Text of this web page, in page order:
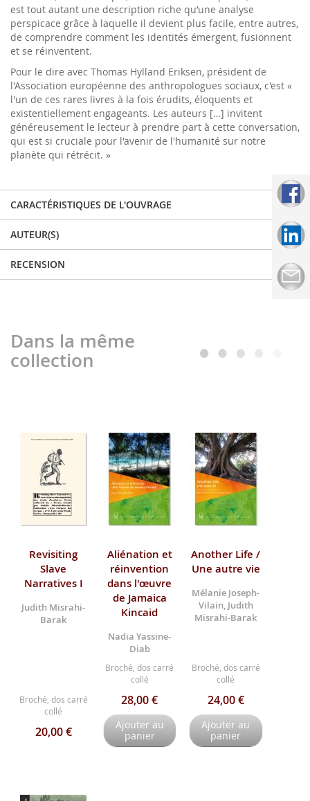
est tout autant une description riche qu’une analyse
perspicace grâce à laquelle il devient plus facile, entre autres,
de comprendre comment les identités émergent, fusionnent
et se réinventent.
Pour le dire avec Thomas Hylland Eriksen, président de
l'Association européenne des anthropologues sociaux, c'est «
l'un de ces rares livres à la fois érudits, éloquents et
existentiellement engageants. Les auteurs […] invitent
généreusement le lecteur à prendre part à cette conversation,
qui est si cruciale pour l'avenir de l'humanité sur notre
planète qui rétrécit. »
CARACTÉRISTIQUES DE L'OUVRAGE
AUTEUR(S)
RECENSION
Dans la même
collection
Revisiting
Slave
Narratives I
Judith Misrahi-
Barak
Broché, dos carré
collé
20,00 €
Aliénation et
réinvention
dans l'œuvre
de Jamaica
Kincaid
Nadia Yassine-
Diab
Broché, dos carré
collé
28,00 €
Ajouter au
panier
Another Life /
Une autre vie
Mélanie Joseph-
Vilain, Judith
Misrahi-Barak
Broché, dos carré
collé
24,00 €
Ajouter au
panier